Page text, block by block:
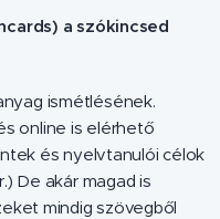
a szókincsed
ismétlésének.
online is elérhető
és nyelvtanulói célok
De akár magad is
mindig szövegből